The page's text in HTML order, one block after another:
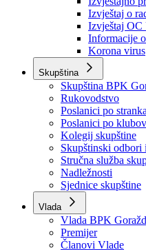
Obavještenja i
Izvještajno
Izvještaj o
Izvještaj OC
Informacije
Korona virus
Skupština
Skupština BPK
Rukovodstvo
Poslanici po
Poslanici po
Kolegij skupštine
Skupštinski odbori
Stručna služba
Nadležnosti
Sjednice skupštine
Vlada